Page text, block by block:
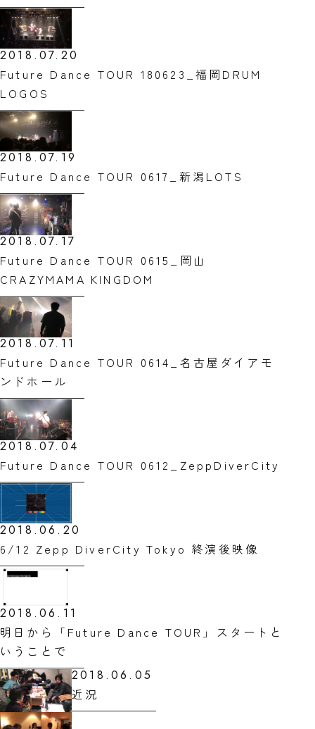
2018.07.20
Future Dance TOUR 180623_福岡DRUM
LOGOS
2018.07.19
Future Dance TOUR 0617_新潟LOTS
2018.07.17
Future Dance TOUR 0615_岡山
CRAZYMAMA KINGDOM
2018.07.11
Future Dance TOUR 0614_名古屋ダイアモ
ンドホール
2018.07.04
Future Dance TOUR 0612_ZeppDiverCity
2018.06.20
6/12 Zepp DiverCity Tokyo 終演後映像
2018.06.11
明日から「Future Dance TOUR」スタートと
いうことで
2018.06.05
近況